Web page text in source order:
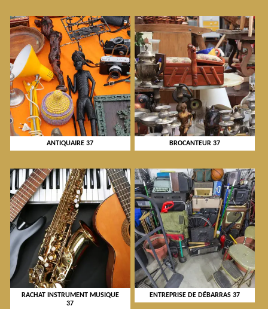
ANTIQUAIRE 37 BROCANTEUR 37
RACHAT INSTRUMENT MUSIQUE
37
ENTREPRISE DE DÉBARRAS 37